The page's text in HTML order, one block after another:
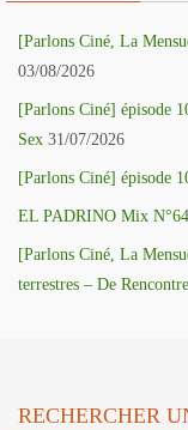
[Parlons Ciné, La
03/08/2026
[Parlons Ciné] épisode
Sex 31/07/2026
[Parlons Ciné] épisode
EL PADRINO Mix
[Parlons Ciné, La
terrestres – De
RECHERCHER